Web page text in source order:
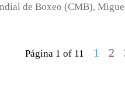
de Boxeo (CMB),
Página 1 of 11 1 2